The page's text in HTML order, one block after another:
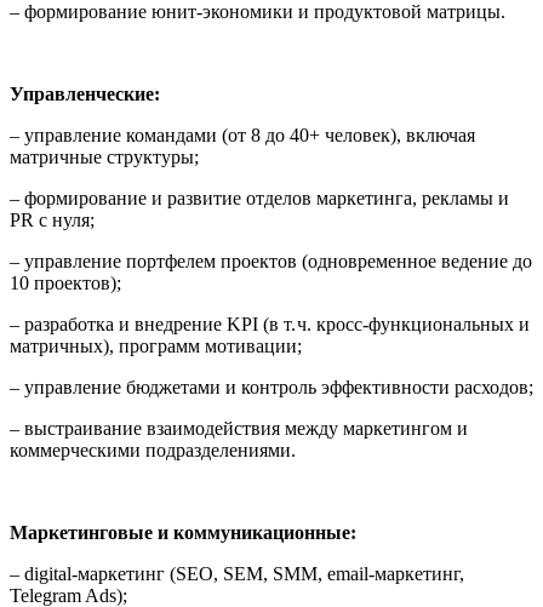
– формирование юнит‑экономики и продуктовой матрицы.
Управленческие:
– управление командами (от 8 до 40+ человек), включая
матричные структуры;
– формирование и развитие отделов маркетинга, рекламы и
PR с нуля;
– управление портфелем проектов (одновременное ведение до
10 проектов);
– разработка и внедрение KPI (в т. ч. кросс‑функциональных и
матричных), программ мотивации;
– управление бюджетами и контроль эффективности расходов;
– выстраивание взаимодействия между маркетингом и
коммерческими подразделениями.
Маркетинговые и коммуникационные:
– digital‑маркетинг (SEO, SEM, SMM, email‑маркетинг,
Telegram Ads);